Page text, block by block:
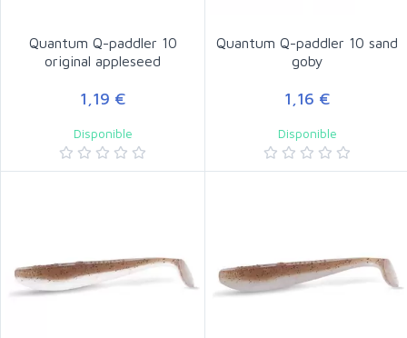
Quantum Q-paddler 10
original appleseed
1,19 €
Disponible
Quantum Q-paddler 10 sand
goby
1,16 €
Disponible